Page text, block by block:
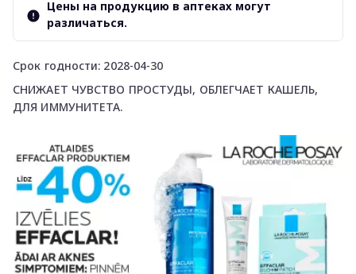
Срок годности: 2028-04-30
СНИЖАЕТ ЧУВСТВО ПРОСТУДЫ, ОБЛЕГЧАЕТ КАШЕЛЬ,
ДЛЯ ИММУНИТЕТА.
Цены на продукцию в аптеках могут
различаться.